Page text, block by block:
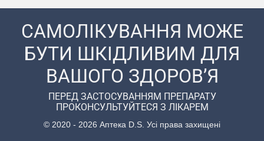
САМОЛІКУВАННЯ МОЖЕ
БУТИ ШКІДЛИВИМ ДЛЯ
ВАШОГО ЗДОРОВ’Я
ПЕРЕД ЗАСТОСУВАННЯМ ПРЕПАРАТУ
ПРОКОНСУЛЬТУЙТЕСЯ З ЛІКАРЕМ
© 2020 - 2026 Аптека D.S. Усі права захищені